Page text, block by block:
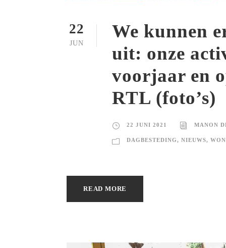
22
JUN
We kunnen
uit: onze
voorjaar en
RTL (foto’s)
22 JUNI 2021 MANON
DAGBESTEDING, NIEUWS,
READ MORE